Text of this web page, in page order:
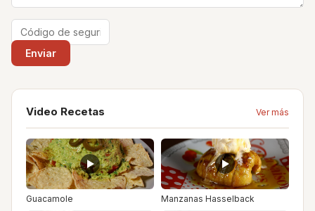
Video Recetas Ver más
Guacamole Manzanas Hasselback